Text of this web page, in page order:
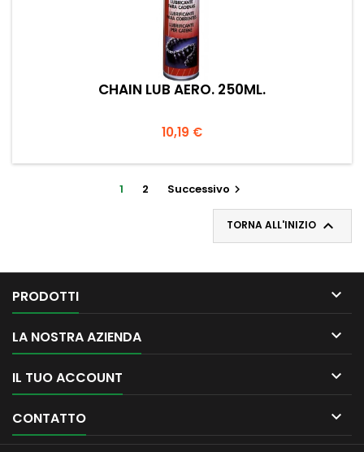
CHAIN LUB AERO. 250ML.
Prezzo
10,19 €
1 2 Successivo 
TORNA ALL'INIZIO 
PRODOTTI 
LA NOSTRA AZIENDA 
IL TUO ACCOUNT 
CONTATTO 